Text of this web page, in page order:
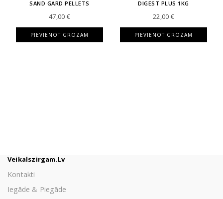
SAND GARD PELLETS
47,00 €
PIEVIENOT GROZAM
DIGEST PLUS 1KG
22,00 €
PIEVIENOT GROZAM
Veikalszirgam.lv
Kontakti
Iegāde & Piegāde